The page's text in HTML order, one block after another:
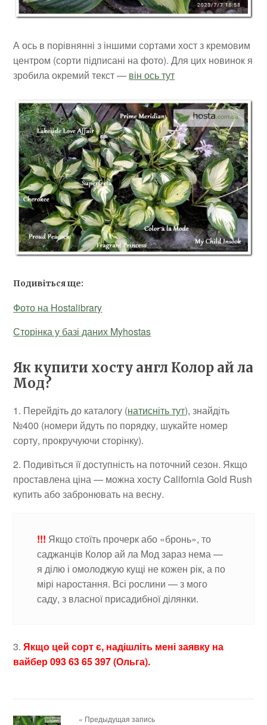
А ось в порівнянні з іншими сортами хост з кремовим
центром (сорти підписані на фото). Для цих новинок я
зробила окремий текст — він ось тут
Подивіться ще:
Фото на Hostalibrary
Сторінка у базі даних Myhostas
Як купити хосту англ Колор ай ла
Мод?
1. Перейдіть до каталогу (натисніть тут), знайдіть
№400 (номери йдуть по порядку, шукайте номер
сорту, прокручуючи сторінку).
2. Подивіться її доступність на поточний сезон. Якщо
проставлена ціна — можна хосту California Gold Rush
купить або забронювать на весну.
!!! Якщо стоїть прочерк або «бронь», то
саджанців Колор ай ла Мод зараз нема —
я ділю і омолоджую кущі не кожен рік, а по
мірі наростання. Всі рослини — з мого
саду, з власної присадибної ділянки.
3.Якщо цей сорт є, надішліть мені заявку на
вайбер 093 63 65 397 (Ольга).
« Предыдущая запись